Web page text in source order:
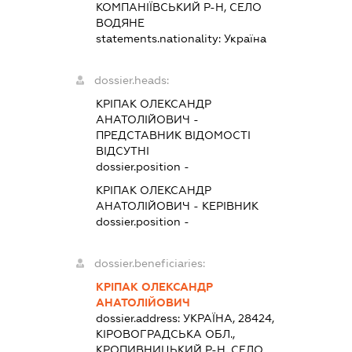
КОМПАНІЇВСЬКИЙ Р-Н, СЕЛО
ВОДЯНЕ
statements.nationality:Україна
dossier.heads:
КРІПАК ОЛЕКСАНДР
АНАТОЛІЙОВИЧ -
ПРЕДСТАВНИК ВІДОМОСТІ
ВІДСУТНІ
dossier.position -
КРІПАК ОЛЕКСАНДР
АНАТОЛІЙОВИЧ - КЕРІВНИК
dossier.position -
dossier.beneficiaries:
КРІПАК ОЛЕКСАНДР
АНАТОЛІЙОВИЧ
dossier.address:УКРАЇНА, 28424,
КІРОВОГРАДСЬКА ОБЛ.,